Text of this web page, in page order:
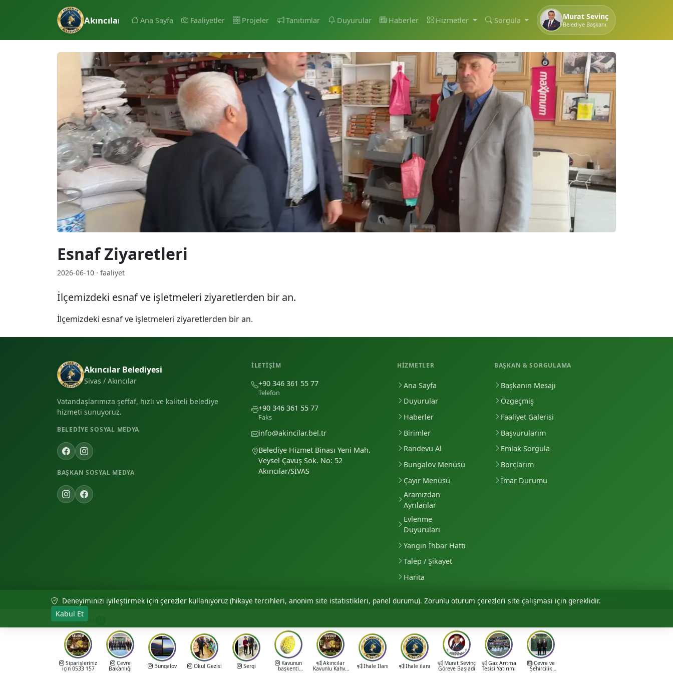
Akıncılar Belediyesi
Ana Sayfa Faaliyetler Projeler Tanıtımlar Duyurular Haberler Hizmetler Sorgula Murat Sevinç
Belediye Başkanı
Esnaf Ziyaretleri
2026-06-10 · faaliyet
İlçemizdeki esnaf ve işletmeleri ziyaretlerden bir an.
İlçemizdeki esnaf ve işletmeleri ziyaretlerden bir an.
Akıncılar Belediyesi
Sivas / Akıncılar
Vatandaşlarımıza şeffaf, hızlı ve kaliteli belediye
hizmeti sunuyoruz.
BELEDIYE SOSYAL MEDYA
BAŞKAN SOSYAL MEDYA
İLETIŞIM
+90 346 361 55 77
Telefon
+90 346 361 55 77
Faks
info@akincilar.bel.tr
Belediye Hizmet Binası Yeni Mah.
Veysel Çavuş Sok. No: 52
Akıncılar/SİVAS
HIZMETLER
Ana Sayfa
Duyurular
Haberler
Birimler
Randevu Al
Bungalov Menüsü
Çayır Menüsü
Aramızdan
Ayrılanlar
Evlenme
Duyuruları
Yangın İhbar Hattı
Talep / Şikayet
Harita
BAŞKAN & SORGULAMA
Başkanın Mesajı
Özgeçmiş
Faaliyet Galerisi
Başvurularım
Emlak Sorgula
Borçlarım
İmar Durumu
© 2026 Akıncılar Belediyesi — Tüm hakları saklıdır.
Deneyiminizi iyileştirmek için çerezler kullanıyoruz (hikaye tercihleri, anonim site istatistikleri, panel durumu). Zorunlu oturum çerezleri site çalışması için gereklidir.
Kabul Et
Hikayeler
Siparişleriniz
için 0533 157
Çevre
Bakanlığı Bungalov Okul Gezisi Sergi Kavunun
başkenti
Akıncılar
Kavunlu Kahve İhale İlanı İhale ilanı Murat Sevinç
Göreve Başladı
Gaz Arıtma
Tesisi Yatırımı
Çevre ve
Şehircilik